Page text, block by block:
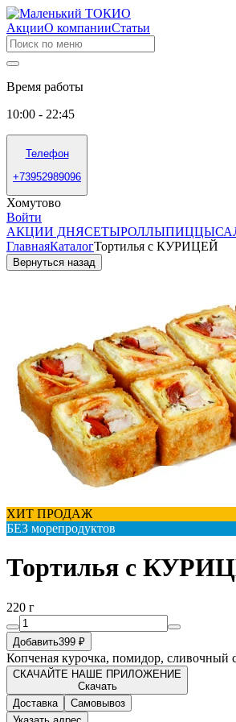
АкцииО компанииСтатьи
Время работы
10:00 - 22:45
Телефон
+73952989096
Хомутово
Войти
АКЦИИ ДНЯСЕТЫРОЛЛЫПИЦЦЫ
ГлавнаяКаталогТортилья с КУРИЦЕЙ
Вернуться назад
ХИТ ПРОДАЖ
БЕЗ морепродуктов
Тортилья с
220 г
Добавить399 ₽
Копченая курочка, помидор, сливочный
СКАЧАЙТЕ НАШЕ ПРИЛОЖЕНИЕ
Скачать
Доставка
Самовывоз